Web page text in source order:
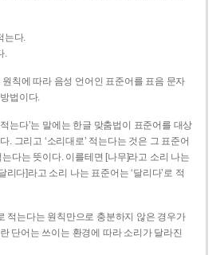
는다.
.
칙에 따라 음성 언어인 표준어를 표음 문자
법이다.
는다’는 말에는 한글 맞춤법이 표준어를 대상
. 그리고 ‘소리대로’ 적는다는 것은 그 표준어
다는 뜻이다. 이를테면 [나무]라고 소리 나는
리다]라고 소리 나는 표준어는 ‘달리다’로 적
적는다는 원칙만으로 충분하지 않은 경우가
단어는 쓰이는 환경에 따라 소리가 달라진